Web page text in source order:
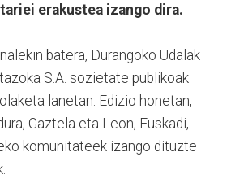
erakustea izango dira.
batera, Durangoko Udalak
S.A. sozietate publikoak
lanetan. Edizio honetan,
Gaztela eta Leon, Euskadi,
komunitateek izango dituzte